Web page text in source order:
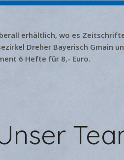
erhältlich, wo es
Dreher Bayerisch Gmain
6 Hefte für 8,- Euro.